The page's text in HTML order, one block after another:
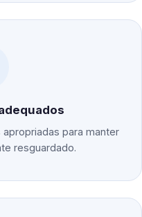
para manter
resguardado.